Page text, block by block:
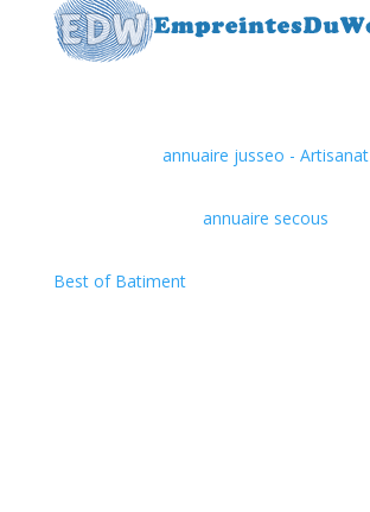
annuaire jusseo - Artisanat
annuaire secous
Best of Batiment